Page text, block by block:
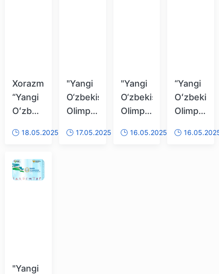
Xorazmda
“Yangi
Oʻzbekiston
choʻqqilari”
taekvondo
va
18.05.2025
"Yangi
O‘zbekiston
Olimpiya
Chempionlarimiz
17.05.2025
"Yangi
O‘zbekiston
Olimpiya
musobaqalarini
16.05.2025
“Yangi
Olimpiya
"Yangi